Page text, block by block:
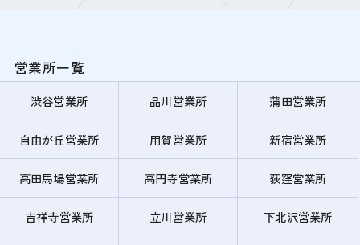
営業所一覧
渋谷営業所 品川営業所 蒲田営業所
自由が丘営業所 用賀営業所 新宿営業所
高田馬場営業所 高円寺営業所 荻窪営業所
吉祥寺営業所 立川営業所 下北沢営業所